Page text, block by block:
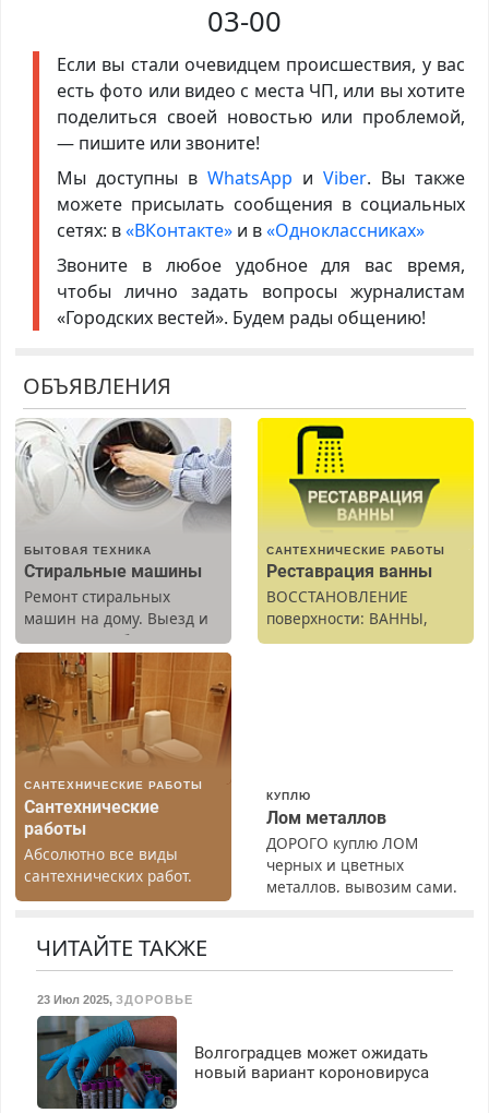
03-00
Если вы стали очевидцем происшествия, у вас
есть фото или видео с места ЧП, или вы хотите
поделиться своей новостью или проблемой,
— пишите или звоните!
Мы доступны в WhatsApp иViber. Вы также
можете присылать сообщения в социальных
сетях: в«ВКонтакте»и в«Одноклассниках»
Звоните в любое удобное для вас время,
чтобы лично задать вопросы журналистам
«Городских вестей». Будем рады общению!
ОБЪЯВЛЕНИЯ
БЫТОВАЯ ТЕХНИКА
Стиральные машины
Ремонт стиральных
машин на дому. Выезд и
диагностика бесплатно.
Предусмотрены скидки.
САНТЕХНИЧЕСКИЕ РАБОТЫ
Реставрация ванны
ВОССТАНОВЛЕНИЕ
поверхности: ВАННЫ,
раковины, подоконника.
САНТЕХНИЧЕСКИЕ РАБОТЫ
Сантехнические
работы
Абсолютно все виды
сантехнических работ.
Быстро. Качественно.
КУПЛЮ
Лом металлов
ДОРОГО куплю ЛОМ
черных и цветных
металлов, вывозим сами.
ЧИТАЙТЕ ТАКЖЕ
23 Июл 2025, ЗДОРОВЬЕ
Волгоградцев может ожидать
новый вариант короновируса